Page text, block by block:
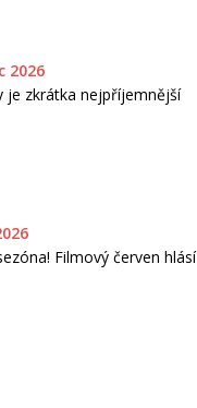
2026
je zkrátka nejpříjemnější
Filmový červen hlásí